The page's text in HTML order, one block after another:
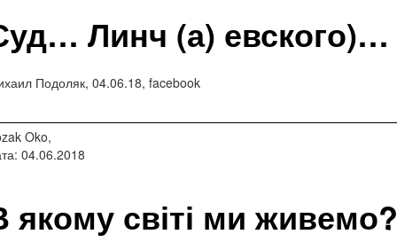
Линч (а) евского)…
Подоляк, 04.06.18, facebook
Oko,
04.06.2018
якому світі ми живемо?